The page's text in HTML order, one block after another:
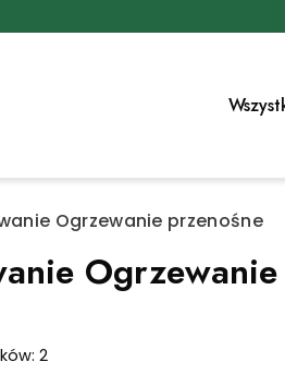
Ogrzewanie przenośne
2Posortowane